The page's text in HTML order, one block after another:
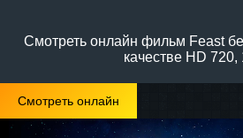
Смотреть онлайн фильм Feast
качестве HD 720,
Смотреть онлайн